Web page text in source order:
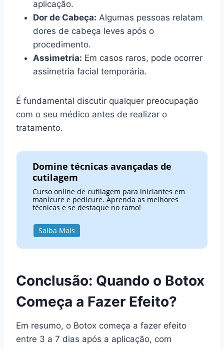
aplicação.
Dor de Cabeça: Algumas pessoas relatam
dores de cabeça leves após o
procedimento.
Assimetria: Em casos raros, pode ocorrer
assimetria facial temporária.
É fundamental discutir qualquer preocupação
com o seu médico antes de realizar o
tratamento.
Domine técnicas avançadas de
cutilagem
Curso online de cutilagem para iniciantes em
manicure e pedicure. Aprenda as melhores
técnicas e se destaque no ramo!
Saiba Mais
Conclusão: Quando o Botox
Começa a Fazer Efeito?
Em resumo, o Botox começa a fazer efeito
entre 3 a 7 dias após a aplicação, com